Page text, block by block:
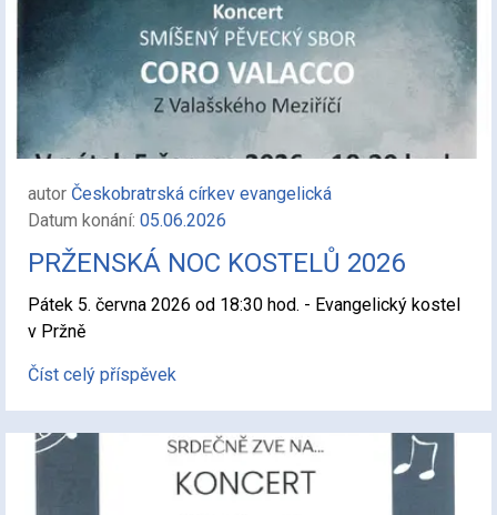
autor Českobratrská církev evangelická
Datum konání: 05.06.2026
PRŽENSKÁ NOC KOSTELŮ 2026
Pátek 5. června 2026 od 18:30 hod. - Evangelický kostel
v Pržně
Číst celý příspěvek